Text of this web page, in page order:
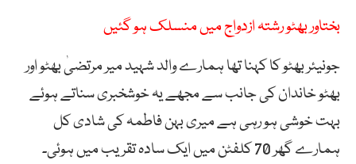
بختاور بھٹو رشتہ ازدواج میں منسلک ہو گئیں
جونیئر بھٹو کا کہنا تھا ہمارے والد شہید میر مرتضیٰ بھٹو اور
بھٹو خاندان کی جانب سے مجھے یہ خوشخبری سناتے ہوئے
بہت خوشی ہو رہی ہے میری بہن فاطمہ کی شادی کل
ہمارے گھر 70 کلفٹن میں ایک سادہ تقریب میں ہوئی۔